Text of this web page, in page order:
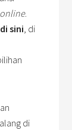
online.
di sini, di
di